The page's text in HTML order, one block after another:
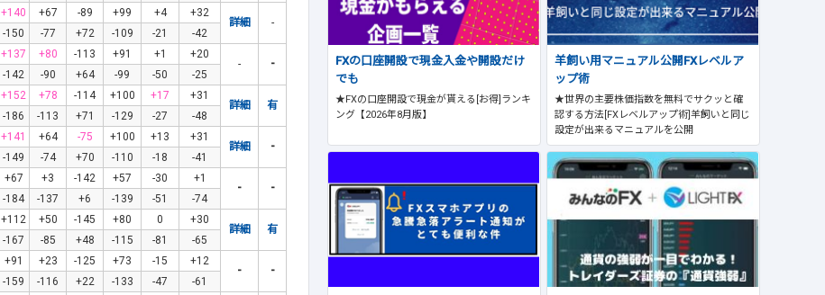
+140 +67 -89 +99 +4 +32
詳細
-
-150
-77 +72 -109 -21 -42
+137 +80 -113 +91 +1 +20
-
-
-142
-90 +64 -99 -50 -25
+152 +78 -114 +100 +17 +31
詳細
有
-186
-113 +71 -129 -27 -48
+141 +64 -75 +100 +13 +31
詳細
-
-149
-74 +70 -110 -18 -41
+67 +3 -142 +57 -30 +1
-
-
-184
-137 +6 -139 -51
-74
+112 +50 -145 +80 0 +30
詳細
有
-167
-85 +48 -115 -81 -65
+91 +23 -125 +73 -15 +12
-
-
-159
-116 +22 -133 -47
-61
FXの口座開設で現金入金や開設だけ
でも
★FXの口座開設で現金が貰える[お得]ランキ
ング【2026年8月版】
羊飼い用マニュアル公開FXレベルア
ップ術
★世界の主要株価指数を無料でサクッと確
認する方法[FXレベルアップ術]羊飼いと同じ
設定が出来るマニュアルを公開